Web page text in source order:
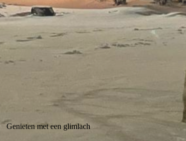
Genieten met een glimlach